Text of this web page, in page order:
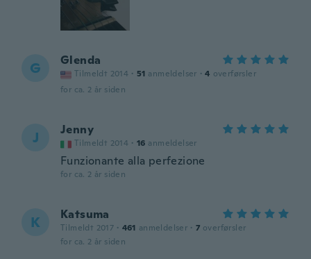
G Glenda
Tilmeldt 2014 · 51 anmeldelser · 4 overførsler
for ca. 2 år siden
J Jenny
Tilmeldt 2014 · 16 anmeldelser
Funzionante alla perfezione
for ca. 2 år siden
K Katsuma
Tilmeldt 2017 · 461 anmeldelser · 7 overførsler
for ca. 2 år siden